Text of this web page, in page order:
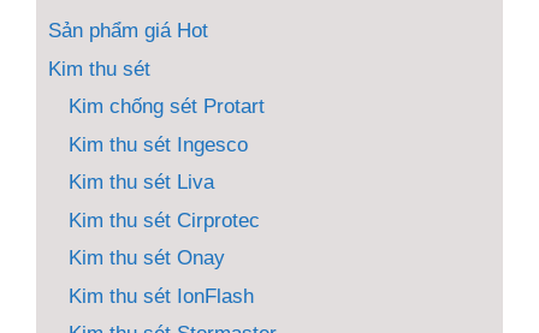
Sản phẩm giá Hot
Kim thu sét
Kim chống sét Protart
Kim thu sét Ingesco
Kim thu sét Liva
Kim thu sét Cirprotec
Kim thu sét Onay
Kim thu sét IonFlash